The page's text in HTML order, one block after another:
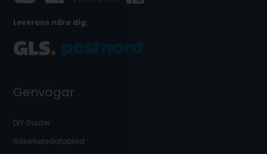
Leverans nära dig:
Genvägar
DIY Guider
Säkerhetsdatablad